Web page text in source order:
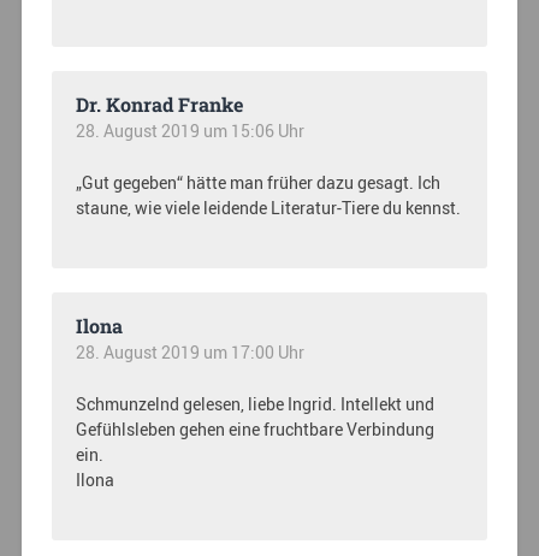
Dr. Konrad Franke
28. August 2019 um 15:06 Uhr
„Gut gegeben“ hätte man früher dazu gesagt. Ich
staune, wie viele leidende Literatur-Tiere du kennst.
Ilona
28. August 2019 um 17:00 Uhr
Schmunzelnd gelesen, liebe Ingrid. Intellekt und
Gefühlsleben gehen eine fruchtbare Verbindung
ein.
Ilona